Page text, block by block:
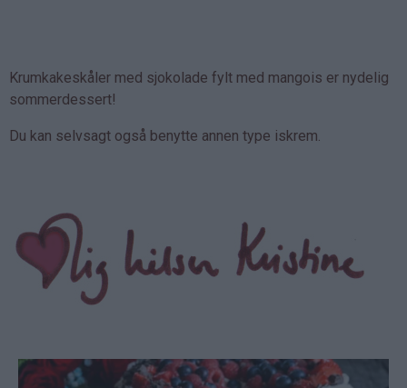
Krumkakeskåler med sjokolade fylt med mangois er nydelig
sommerdessert!
Du kan selvsagt også benytte annen type iskrem.